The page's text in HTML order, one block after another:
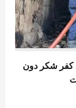
كفر شكر دون